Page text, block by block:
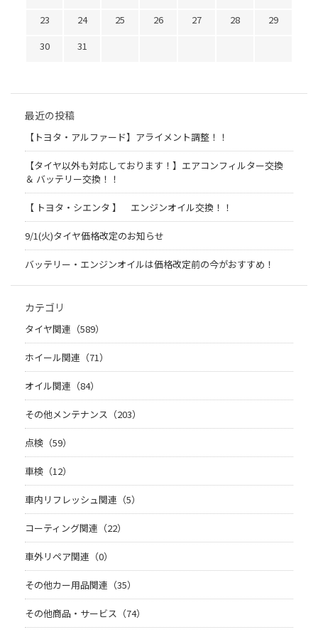
23
24 25 26 27 28
29
30
31
最近の投稿
【トヨタ・アルファード】アライメント調整！！
【タイヤ以外も対応しております！】エアコンフィルター交換
＆ バッテリー交換！！
【 トヨタ・シエンタ 】 エンジンオイル交換！！
9/1(火)タイヤ価格改定のお知らせ
バッテリー・エンジンオイルは価格改定前の今がおすすめ！
カテゴリ
タイヤ関連（589）
ホイール関連（71）
オイル関連（84）
その他メンテナンス（203）
点検（59）
車検（12）
車内リフレッシュ関連（5）
コーティング関連（22）
車外リペア関連（0）
その他カー用品関連（35）
その他商品・サービス（74）